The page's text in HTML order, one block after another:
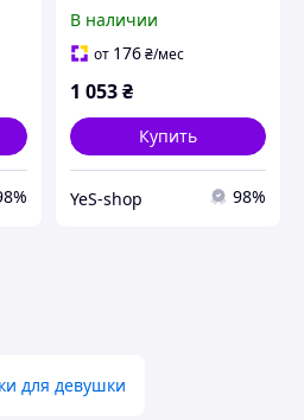
Красные
В наличии
от 176₴/мес
1 053₴
Купить
YeS-shop 98%
для девушки